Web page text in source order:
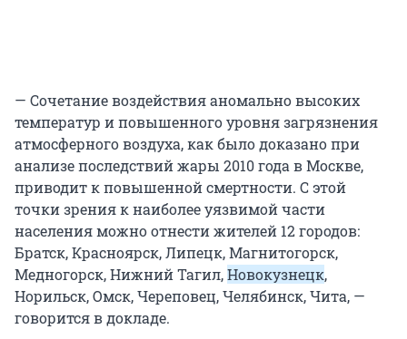
— Сочетание воздействия аномально высоких
температур и повышенного уровня загрязнения
атмосферного воздуха, как было доказано при
анализе последствий жары 2010 года в Москве,
приводит к повышенной смертности. С этой
точки зрения к наиболее уязвимой части
населения можно отнести жителей 12 городов:
Братск, Красноярск, Липецк, Магнитогорск,
Медногорск, Нижний Тагил,Новокузнецк,
Норильск, Омск, Череповец, Челябинск, Чита, —
говорится в докладе.